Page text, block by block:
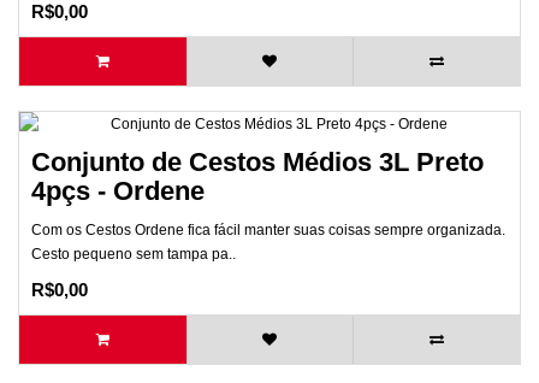
R$0,00
Conjunto de Cestos Médios 3L Preto
4pçs - Ordene
Com os Cestos Ordene fica fácil manter suas coisas sempre organizada.
Cesto pequeno sem tampa pa..
R$0,00